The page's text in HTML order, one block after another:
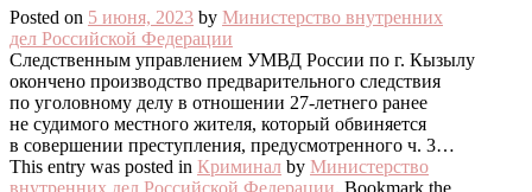
Posted on 5 июня, 2023 by Министерство внутренних
дел Российской Федерации
Следственным управлением УМВД России по г. Кызылу
окончено производство предварительного следствия
по уголовному делу в отношении 27-летнего ранее
не судимого местного жителя, который обвиняется
в совершении преступления, предусмотренного ч. 3…
This entry was posted in Криминал by Министерство
внутренних дел Российской Федерации. Bookmark the